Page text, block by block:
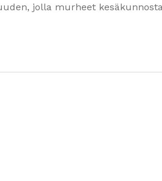
jolla murheet